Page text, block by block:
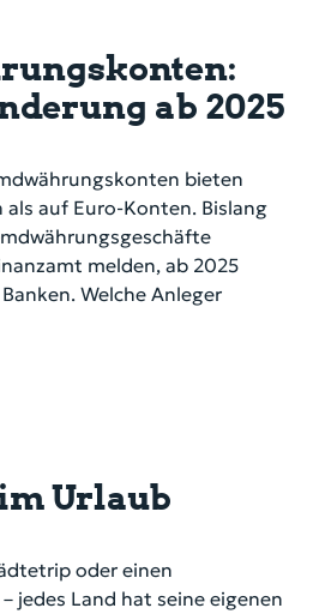
ab 2025
bieten
als auf Euro-Konten. Bislang
melden, ab 2025
Welche Anleger
Urlaub
oder einen
jedes Land hat seine eigenen